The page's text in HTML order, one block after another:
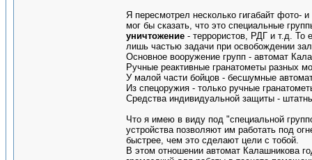
Я пересмотрел несколько гигабайт фото-
мог бы сказать, что это специальные
уничтожение - террористов, РДГ и т.д. То
лишь частью задачи при освобождении
Основное вооружение групп - автомат
Ручные реактивные гранатометы разных
У малой части бойцов - бесшумные
Из спецоружия - только ручные
Средства индивидуальной защиты -
Что я имею в виду под "специальной
устройства позволяют им работать под
быстрее, чем это сделают цели с тобой.
В этом отношении автомат Калашникова